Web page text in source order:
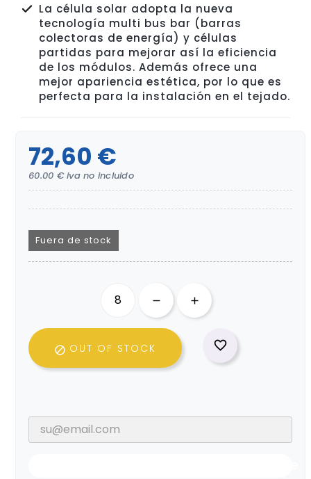
La célula solar adopta la nueva
tecnología multi bus bar (barras
colectoras de energía) y células
partidas para mejorar así la eficiencia
de los módulos. Además ofrece una
mejor apariencia estética, por lo que es
perfecta para la instalación en el tejado.
72,60 €
60.00 € iva no incluido
Fuera de stock
 OUT OF STOCK 